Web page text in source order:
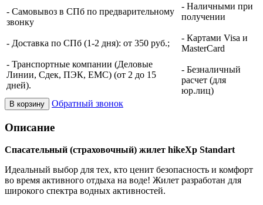
- Самовывоз в СПб по предварительному
звонку
- Доставка по СПб (1-2 дня): от 350 руб.;
- Транспортные компании (Деловые
Линии, Сдек, ПЭК, ЕМС) (от 2 до 15
дней).
- Наличными при
получении
- Картами Visa и
MasterCard
- Безналичный
расчет (для
юр.лиц)
В корзину Обратный звонок
Описание
Спасательный (страховочный) жилет hikeXp Standart
Идеальный выбор для тех, кто ценит безопасность и комфорт
во время активного отдыха на воде! Жилет разработан для
широкого спектра водных активностей.